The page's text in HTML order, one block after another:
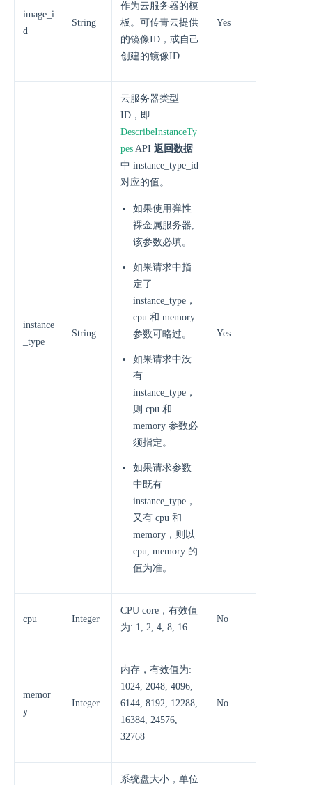
image_i
d
String
作为云服务器的模
板。可传青云提供
的镜像ID，或自己
创建的镜像ID
Yes
instance
_type
String
云服务器类型
ID，即
DescribeInstanceTy
pes API 返回数据
中 instance_type_id
对应的值。
如果使用弹性
裸金属服务器,
该参数必填。
如果请求中指
定了
instance_type，
cpu 和 memory
参数可略过。
如果请求中没
有
instance_type，
则 cpu 和
memory 参数必
须指定。
如果请求参数
中既有
instance_type，
又有 cpu 和
memory，则以
cpu, memory 的
值为准。
Yes
cpu Integer
CPU core，有效值
为: 1, 2, 4, 8, 16
No
memor
y
Integer
内存，有效值为:
1024, 2048, 4096,
6144, 8192, 12288,
16384, 24576,
32768
No
系统盘大小，单位